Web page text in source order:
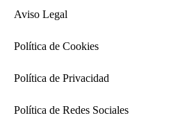
Aviso Legal
Política de Cookies
Política de Privacidad
Política de Redes Sociales